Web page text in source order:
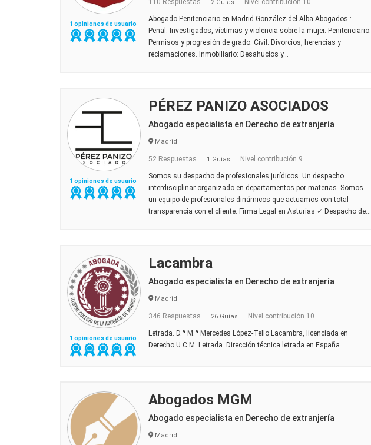
1 opiniones de usuario
110 Respuestas 2 Guías Nivel contribución 10
Abogado Penitenciario en Madrid González del Alba Abogados :
Penal: Investigados, víctimas y violencia sobre la mujer. Penitenciario:
Permisos y progresión de grado. Civil: Divorcios, herencias y
reclamaciones. Inmobiliario: Desahucios y...
1 opiniones de usuario
PÉREZ PANIZO ASOCIADOS
Abogado especialista en Derecho de extranjería
Madrid
52 Respuestas 1 Guías Nivel contribución 9
Somos su despacho de profesionales jurídicos. Un despacho
interdisciplinar organizado en departamentos por materias. Somos
un equipo de profesionales dinámicos que actuamos con total
transparencia con el cliente. Firma Legal en Asturias ✓ Despacho de...
1 opiniones de usuario
Lacambra
Abogado especialista en Derecho de extranjería
Madrid
346 Respuestas 26 Guías Nivel contribución 10
Letrada. D.ª M.ª Mercedes López-Tello Lacambra, licenciada en
Derecho U.C.M. Letrada. Dirección técnica letrada en España.
Abogados MGM
Abogado especialista en Derecho de extranjería
Madrid